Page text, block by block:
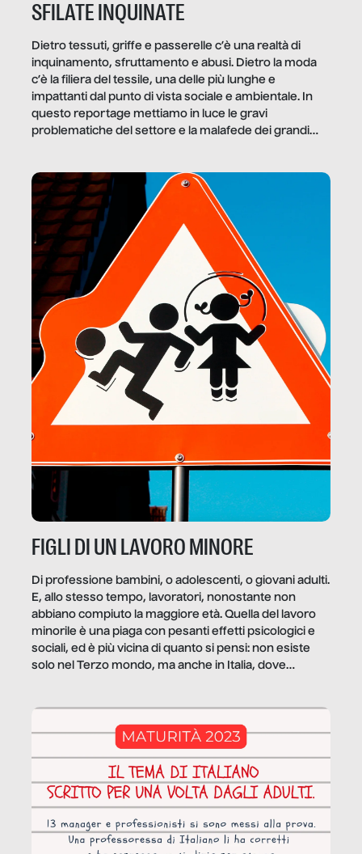
SFILATE INQUINATE
Dietro tessuti, griffe e passerelle c’è una realtà di
inquinamento, sfruttamento e abusi. Dietro la moda
c’è la filiera del tessile, una delle più lunghe e
impattanti dal punto di vista sociale e ambientale. In
questo reportage mettiamo in luce le gravi
problematiche del settore e la malafede dei grandi
FIGLI DI UN LAVORO MINORE
Di professione bambini, o adolescenti, o giovani adulti.
E, allo stesso tempo, lavoratori, nonostante non
abbiano compiuto la maggiore età. Quella del lavoro
minorile è una piaga con pesanti effetti psicologici e
sociali, ed è più vicina di quanto si pensi: non esiste
solo nel Terzo mondo, ma anche in Italia, dove